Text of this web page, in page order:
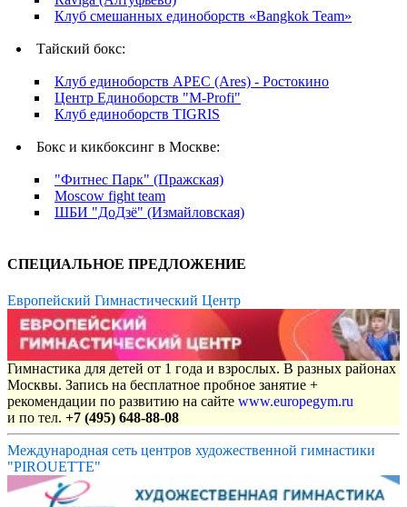
Клуб смешанных единоборств «Bangkok Team»
Тайский бокс:
Клуб единоборств АРЕС (Ares) - Ростокино
Центр Единоборств "M-Profi"
Клуб единоборств TIGRIS
Бокс и кикбоксинг в Москве:
"Фитнес Парк" (Пражская)
Moscow fight team
ШБИ "ДоДзё" (Измайловская)
СПЕЦИАЛЬНОЕ ПРЕДЛОЖЕНИЕ
Европейский Гимнастический Центр
Гимнастика для детей от 1 года и взрослых. В разных районах
Москвы. Запись на бесплатное пробное занятие +
рекомендации по развитию на сайте www.europegym.ru
и по тел. +7 (495) 648-88-08
Международная сеть центров художественной гимнастики
"PIROUETTE"